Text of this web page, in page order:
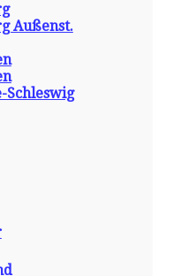
Außenst.
Schleswig